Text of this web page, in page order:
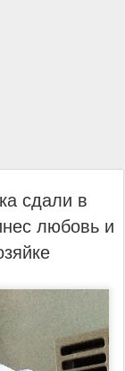
сдали в
любовь и